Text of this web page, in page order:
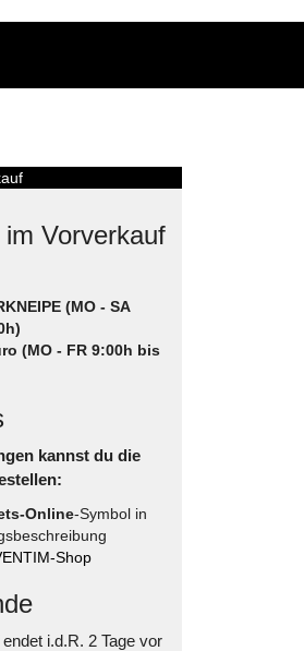
Vorverkauf
(MO - SA
(MO - FR 9:00h bis
kannst du die
Online-Symbol in
Shop
i.d.R. 2 Tage vor